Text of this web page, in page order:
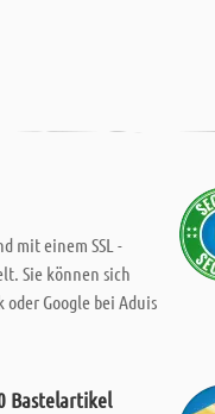
mit einem SSL -
Sie können sich
Google bei Aduis
Bastelartikel